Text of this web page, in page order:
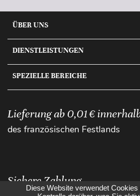
ÜBER UNS
DIENSTLEISTUNGEN
SPEZIELLE BEREICHE
Lieferung ab 0,01 €
des französischen Festlands
Sichere Zahlung
Diese Website verwendet Cookies